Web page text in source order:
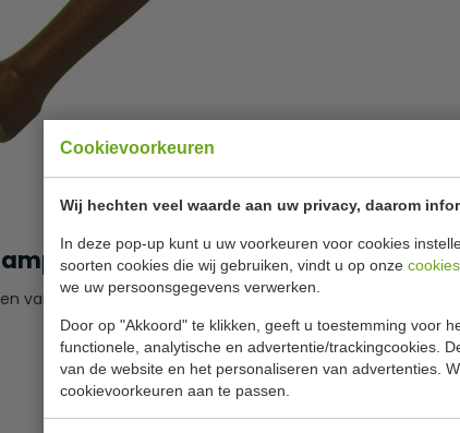
Cookievoorkeuren
Wij hechten veel waarde aan uw privacy, daarom
In deze pop-up kunt u uw voorkeuren voor cookies
soorten cookies die wij gebruiken, vindt u op onze cookies
we uw persoonsgegevens verwerken.
Door op "Akkoord" te klikken, geeft u toestemming voor
functionele, analytische en advertentie/trackingcookies.
van de website en het personaliseren van advertenties.
cookievoorkeuren aan te passen.
20,5 cm
van de perfecte cocktail.